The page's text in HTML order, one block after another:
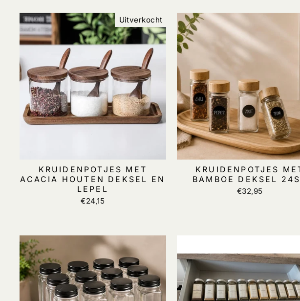
Uitverkocht
KRUIDENPOTJES MET
ACACIA HOUTEN DEKSEL EN
LEPEL
€24,15
KRUIDENPOTJES
BAMBOE DEKSEL
€32,95